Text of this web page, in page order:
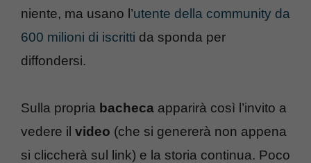
niente, ma usano l’utente della community da
600 milioni di iscritti da sponda per
diffondersi.
Sulla propria bacheca apparirà così l’invito a
vedere il video (che si genererà non appena
si cliccherà sul link) e la storia continua. Poco